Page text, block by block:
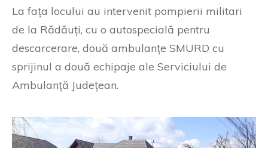
La fața locului au intervenit pompierii militari
de la Rădăuți, cu o autospecială pentru
descarcerare, două ambulanțe SMURD cu
sprijinul a două echipaje ale Serviciului de
Ambulanță Județean.